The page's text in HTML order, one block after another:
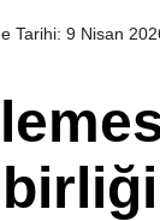
Tarihi: 9 Nisan